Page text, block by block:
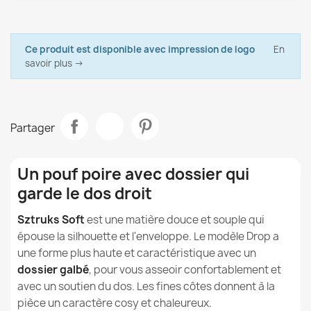
cycles
Glissement de la couture: EN ISO 13936-2:2004 – classe
A
Les poufs poire peuvent-ils contribuer à réduire le
stress ?
Les poufs en velours côtelé sont-ils sûrs pour les
enfants et les allergiques ?
Comment nettoyer et laver le velours côtelé ?
Quelle est la différence entre le Velours Côtelé
Soft, le Velours Soft et le Velours à Grosses Côtes
Royal ?
21,90 €
Housse Pour Pouf Poire Drop XXL - Velours Côtelé Soft
Pouf avec Dossier XXL Drop - Fausse Fourrure Yeti
223,90 €
Fiche technique
Matériau
Taille
Largeur
Profondeur 120cm
Destination Pour L'intérieur
Déhoussable Oui
Ce produit est disponible avec impression de logo
En
savoir plus →
Partager
Un pouf poire avec dossier qui
garde le dos droit
Sztruks Softest une matière douce et souple qui
épouse la silhouette et l'enveloppe. Le modèle Drop a
une forme plus haute et caractéristique avec un
dossier galbé, pour vous asseoir confortablement et
avec un soutien du dos. Les fines côtes donnent à la
pièce un caractère cosy et chaleureux.